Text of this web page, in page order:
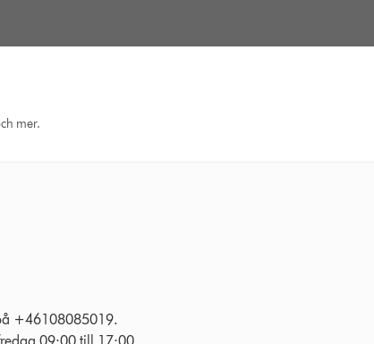
mer.
+46108085019.